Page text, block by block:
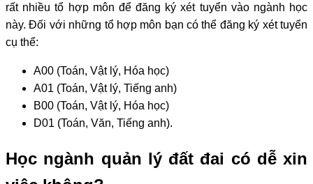
rất nhiều tổ hợp môn để đăng ký xét tuyển vào ngành học
này. Đối với những tổ hợp môn bạn có thể đăng ký xét tuyển
cụ thể:
A00 (Toán, Vật lý, Hóa học)
A01 (Toán, Vật lý, Tiếng anh)
B00 (Toán, Vật lý, Hóa học)
D01 (Toán, Văn, Tiếng anh).
Học ngành quản lý đất đai có dễ xin